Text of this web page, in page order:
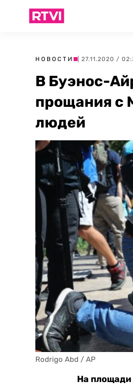
НОВОСТИ | 27.11.2020 /
В Буэнос-
прощания с
людей
Rodrigo Abd / AP
На площади